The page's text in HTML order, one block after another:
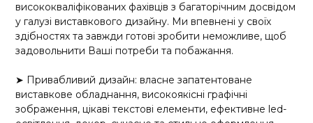
висококваліфікованих фахівців з багаторічним досвідом
у галузі виставкового дизайну. Ми впевнені у своїх
здібностях та завжди готові зробити неможливе, щоб
задовольнити Ваші потреби та побажання.
➤ Привабливий дизайн: власне запатентоване
виставкове обладнання, високоякісні графічні
зображення, цікаві текстові елементи, ефективне led-